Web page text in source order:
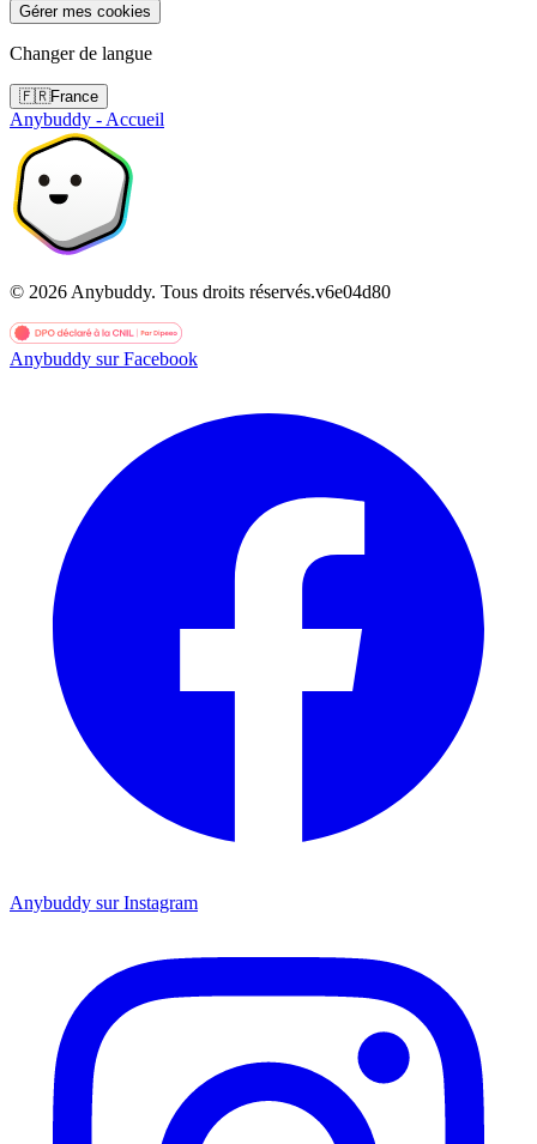
Gérer mes cookies
Changer de langue
🇫🇷France
Anybuddy - Accueil
© 2026 Anybuddy. Tous droits réservés.v6e04d80
Anybuddy sur Facebook
Anybuddy sur Instagram